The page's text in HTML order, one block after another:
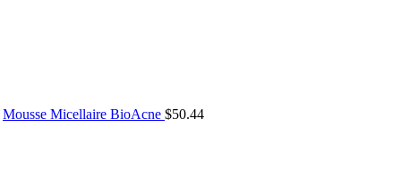
Mousse Micellaire BioAcne $50.44